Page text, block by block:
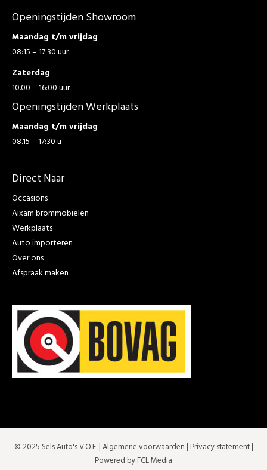
Openingstijden Showroom
Maandag t/m vrijdag
08:15 – 17:30 uur
Zaterdag
10.00 – 16:00 uur
Openingstijden Werkplaats
Maandag t/m vrijdag
08.15 – 17:30 u
Direct Naar
Occasions
Aixam brommobielen
Werkplaats
Auto importeren
Over ons
Afspraak maken
© 2025 Sels Auto's V.O.F. |Algemene voorwaarden | Privacy statement|
Powered by FCL Media